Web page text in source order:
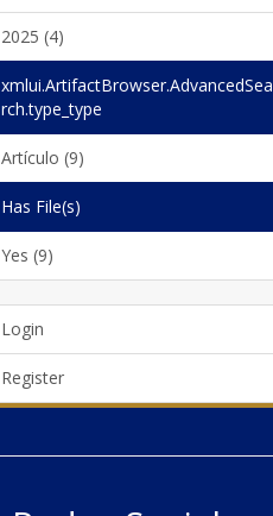
2025 (4)
xmlui.ArtifactBrowser.AdvancedSea
rch.type_type
Artículo (9)
Has File(s)
Yes (9)
Login
Register